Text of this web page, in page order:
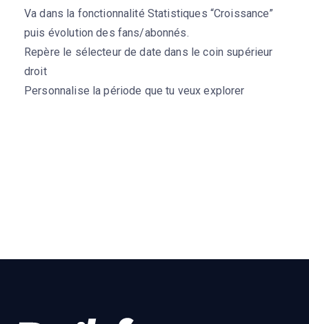
Va dans la fonctionnalité Statistiques “Croissance”
puis évolution des fans/abonnés.
Repère le sélecteur de date dans le coin supérieur
droit
Personnalise la période que tu veux explorer